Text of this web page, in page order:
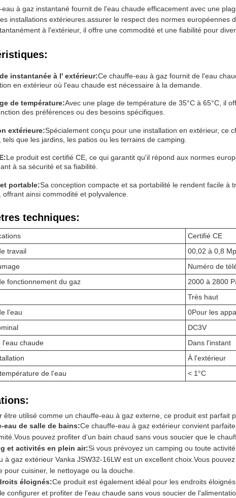
à gaz instantané fournit de l'eau chaude efficacement avec une
installations extérieures.assurer le respect des normes européennes
à l'extérieur, il offre une commodité et une fiabilité pour
instantanée à l' extérieur:Ce chauffe-eau à gaz fournit de l'eau
en extérieur où l'eau chaude est nécessaire à la demande.
de température:Avec une plage de température de 35°C à 65°C, il
des préférences ou des besoins spécifiques.
extérieure:Spécialement conçu pour une installation en extérieur, ce
tels que les jardins, les patios ou les terrains de camping.
Le produit est certifié CE, ce qui garantit qu'il répond aux normes
à sa sécurité et sa fiabilité.
portable:Sa conception compacte et sa portabilité le rendent facile à
offrant ainsi commodité et polyvalence.
techniques:
Certifié CE
travail
00,02 à 0,8
Numéro de
fonctionnement du gaz
2000 à 2800
Très haut
l'eau
0Pour les
DC3V
l'eau chaude
Dans l'instant
À l'extérieur
de l'eau
< 1°C
être utilisé comme un chauffe-eau à gaz externe, ce produit est parfait
eau de salle de bains:Ce chauffe-eau à gaz extérieur convient
pouvez profiter d'un bain chaud sans vous soucier que le
et activités en plein air:Si vous prévoyez un camping ou toute
à gaz extérieur Vanka JSW32-16LW est un excellent choix.Vous
pour cuisiner, le nettoyage ou la douche.
éloignés:Ce produit est également idéal pour les endroits
configurer et profiter de l'eau chaude sans vous soucier de